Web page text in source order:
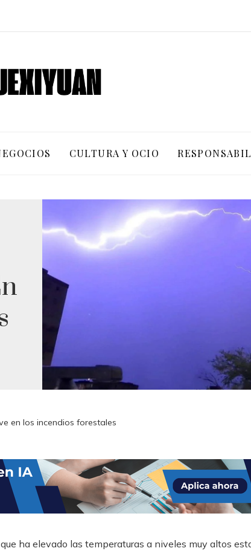
CULTURA Y OCIO
en los incendios forestales
ha elevado las temperaturas a niveles muy altos